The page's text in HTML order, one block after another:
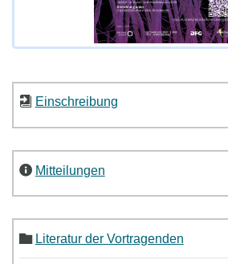
Einschreibung
Mitteilungen
Literatur der Vortragenden